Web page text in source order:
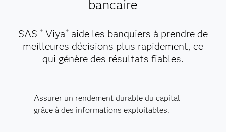
bancaire
SAS ® Viya®aide les banquiers à prendre de
meilleures décisions plus rapidement, ce
qui génère des résultats fiables.
Assurer un rendement durable du capital
grâce à des informations exploitables.